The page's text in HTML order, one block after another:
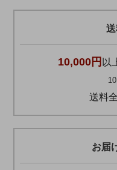
10,000円 以
送料
お届